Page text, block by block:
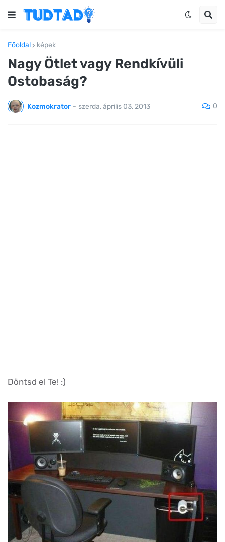
Főoldal képek
Nagy Ötlet vagy Rendkívüli
Ostobaság?
Kozmokrator - szerda, április 03, 2013 0
Döntsd el Te! :)